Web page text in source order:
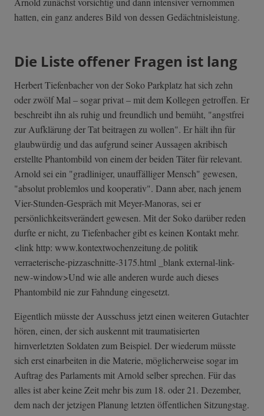
hatten, ein ganz anderes Bild von dessen Gedächtnisleistung.
Die Liste offener Fragen ist lang
Herbert Tiefenbacher von der Soko Parkplatz hat sich zehn
oder zwölf Mal – sogar privat – mit dem Kollegen getroffen. Er
beschreibt ihn als ruhig und freundlich und bemüht, "angstfrei
zur Aufklärung der Tat beitragen zu wollen". Er hält ihn für
glaubwürdig und das aufgrund seiner Aussagen akribisch
erstellte Phantombild von einem der beiden Täter für relevant.
Arnold sei ein "gradliniger, unauffälliger Mensch" gewesen,
"absolut problemlos und kooperativ". Dann aber, nach jenem
Vier-Stunden-Gespräch mit Meyer-Manoras, sei er
persönlichkeitsverändert gewesen. Mit der Soko darüber reden
durfte er nicht, zu Tiefenbacher gibt es keinen Kontakt mehr.
<link http: www.kontextwochenzeitung.de politik
verraeterische-­pizzaschnitte-3­175.html _blank external-link-
new-window>Und wie alle anderen wurde auch dieses
Phantombild nie zur Fahndung eingesetzt.
Eigentlich müsste der Ausschuss jetzt einen weiteren Gutachter
hören, einen, der sich auskennt mit traumatisierten
hirnverletzten Soldaten zum Beispiel. Der wiederum müsste
sich erst einarbeiten in die Materie, möglicherweise sogar im
Auftrag des Parlaments mit Arnold selber sprechen. Für das
alles ist aber keine Zeit mehr bis zum 18. oder 21. Dezember,
dem nach der jetzigen Planung letzten öffentlichen Sitzungstag.